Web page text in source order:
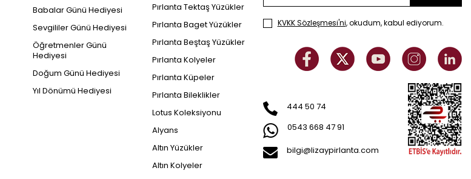
Babalar Günü Hediyesi
Sevgililer Günü Hediyesi
Öğretmenler Günü
Hediyesi
Doğum Günü Hediyesi
Yıl Dönümü Hediyesi
Pırlanta Tektaş Yüzükler
Pırlanta Baget Yüzükler
Pırlanta Beştaş Yüzükler
Pırlanta Kolyeler
Pırlanta Küpeler
Pırlanta Bileklikler
Lotus Koleksiyonu
Alyans
Altın Yüzükler
Altın Kolyeler
KVKK Sözleşmesi'ni, okudum, kabul ediyorum.
444 50 74
0543 668 47 91
bilgi@lizaypirlanta.com